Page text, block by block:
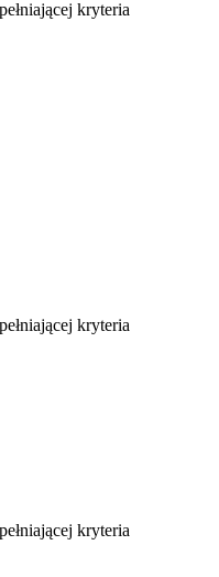
kryteria
kryteria
kryteria